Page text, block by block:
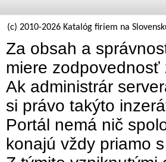
(c) 2010-2026 Katalóg firiem na
Za obsah a
miere
Ak administrár
si právo takýto
Portál nemá nič
konajú vždy priamo